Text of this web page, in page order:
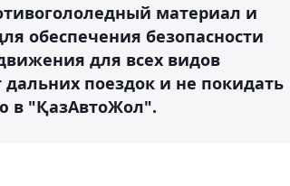
материал и
обеспечения безопасности
для всех видов
дальних поездок и не покидать
в "ҚазАвтоЖол".